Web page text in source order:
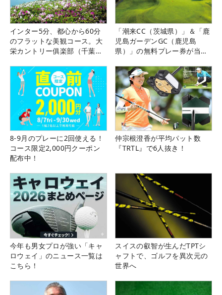
インター5分、都心から60分
のフラットな美観コース。大
栄カントリー俱楽部（千葉
「潮来CC（茨城県）」＆「鹿
児島ガーデンGC（鹿児島
県）」の無料プレー券が当た
8-9月のプレーに2回使える！
コース限定2,000円クーポン
配布中！
仲宗根澄香が平均パット数
『TRTL』で6人抜き！
今年も男女プロが強い「キャ
ロウェイ」のニュース一覧は
こちら！
スイスの叡智が生んだTPTシ
ャフトで、ゴルフを異次元の
世界へ